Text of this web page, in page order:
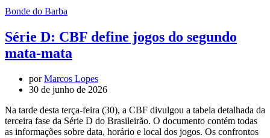
Bonde do Barba
Série D: CBF define jogos do segundo
mata-mata
porMarcos Lopes
30 de junho de 2026
Na tarde desta terça-feira (30), a CBF divulgou a tabela detalhada da
terceira fase da Série D do Brasileirão. O documento contém todas
as informações sobre data, horário e local dos jogos. Os confrontos